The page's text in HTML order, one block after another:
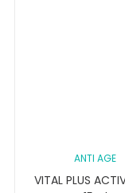
ANTI AGE
VITAL PLUS